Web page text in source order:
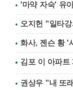
'마약 자숙' 유
오지헌 "일타
화사, 젠슨 황 '
권상우 "내 또